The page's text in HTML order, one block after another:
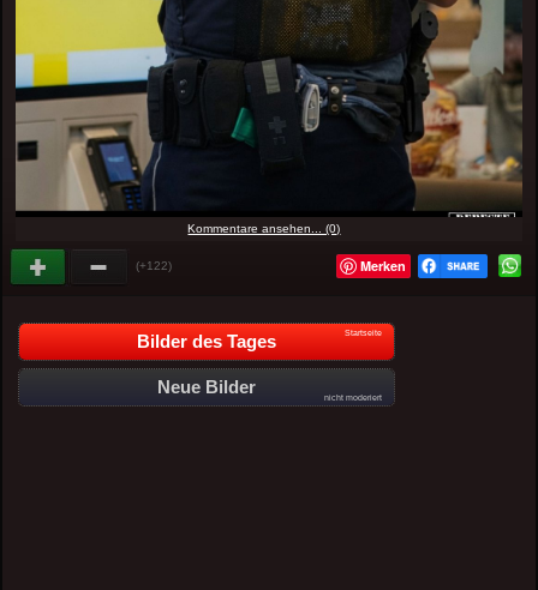
Kommentare ansehen... (0)
(+122) Merken
Bilder des Tages Startseite
Neue Bilder
nicht moderiert